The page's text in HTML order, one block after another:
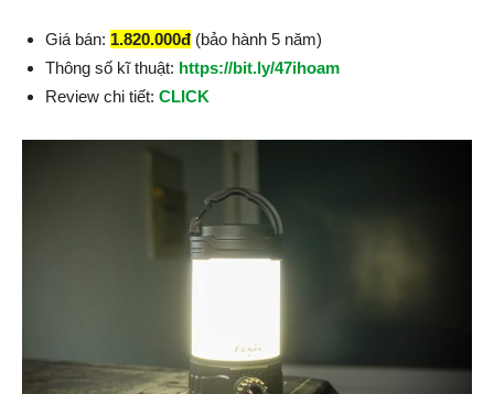
Giá bán: 1.820.000đ (bảo hành 5 năm)
Thông số kĩ thuật: https://bit.ly/47ihoam
Review chi tiết: CLICK